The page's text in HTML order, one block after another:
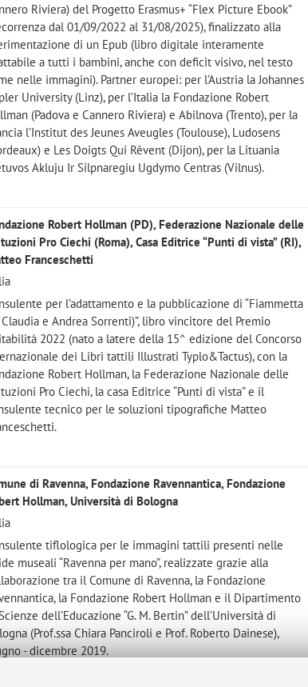
Riviera) del Progetto Erasmus+ “Flex Picture Ebook”
dal 01/09/2022 al 31/08/2025), finalizzato alla
di un Epub (libro digitale interamente
a tutti i bambini, anche con deficit visivo, nel testo
nelle immagini). Partner europei: per l’Austria la Johannes
University (Linz), per l’Italia la Fondazione Robert
(Padova e Cannero Riviera) e Abilnova (Trento), per la
l’Institut des Jeunes Aveugles (Toulouse), Ludosens
e Les Doigts Qui Rêvent (Dijon), per la Lituania
Akluju Ir Silpnaregiu Ugdymo Centras (Vilnus).
Robert Hollman (PD), Federazione Nazionale delle
Pro Ciechi (Roma), Casa Editrice “Punti di vista” (RI),
Franceschetti
per l’adattamento e la pubblicazione di “Fiammetta
e Andrea Sorrenti)”, libro vincitore del Premio
2022 (nato a latere della 15^ edizione del Concorso
dei Libri tattili Illustrati Typlo&Tactus), con la
Robert Hollman, la Federazione Nazionale delle
Pro Ciechi, la casa Editrice “Punti di vista” e il
tecnico per le soluzioni tipografiche Matteo
di Ravenna, Fondazione Ravennantica, Fondazione
Hollman, Università di Bologna
tiflologica per le immagini tattili presenti nelle
museali “Ravenna per mano”, realizzate grazie alla
tra il Comune di Ravenna, la Fondazione
la Fondazione Robert Hollman e il Dipartimento
dell’Educazione “G. M. Bertin” dell’Università di
(Prof.ssa Chiara Panciroli e Prof. Roberto Dainese),
- dicembre 2019.